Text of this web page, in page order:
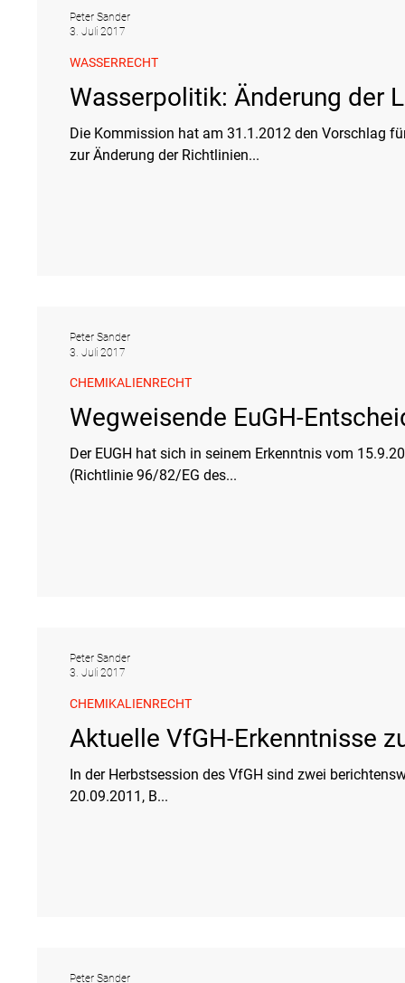
Wasserpolitik: Änderung der
Die Kommission hat am 31.1.2012 den Vorschlag
zur Änderung der Richtlinien...
WASSERRECHT
Peter Sander
3. Juli 2017
Wegweisende EuGH-
Der EUGH hat sich in seinem Erkenntnis vom
(Richtlinie 96/82/EG des...
CHEMIKALIENRECHT
Peter Sander
3. Juli 2017
Aktuelle VfGH-Erkenntnisse
In der Herbstsession des VfGH sind zwei
20.09.2011, B...
CHEMIKALIENRECHT
Peter Sander
3. Juli 2017
Peter Sander